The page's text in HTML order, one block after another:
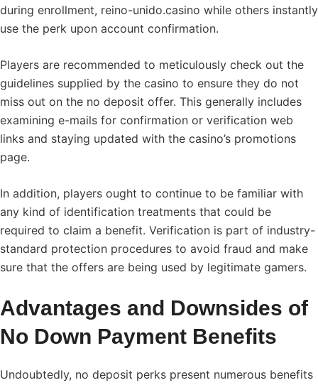
during enrollment, reino-unido.casino while others instantly
use the perk upon account confirmation.
Players are recommended to meticulously check out the
guidelines supplied by the casino to ensure they do not
miss out on the no deposit offer. This generally includes
examining e-mails for confirmation or verification web
links and staying updated with the casino’s promotions
page.
In addition, players ought to continue to be familiar with
any kind of identification treatments that could be
required to claim a benefit. Verification is part of industry-
standard protection procedures to avoid fraud and make
sure that the offers are being used by legitimate gamers.
Advantages and Downsides of
No Down Payment Benefits
Undoubtedly, no deposit perks present numerous benefits